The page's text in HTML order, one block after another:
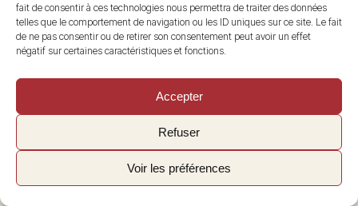
fait de consentir à ces technologies nous permettra de traiter des données
telles que le comportement de navigation ou les ID uniques sur ce site. Le fait
de ne pas consentir ou de retirer son consentement peut avoir un effet
négatif sur certaines caractéristiques et fonctions.
Accepter
Refuser
Voir les préférences
Copyright © 2026 Androuet
Site parMake the Grade